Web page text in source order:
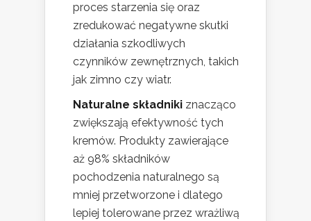
proces starzenia się oraz
zredukować negatywne skutki
działania szkodliwych
czynników zewnętrznych, takich
jak zimno czy wiatr.
Naturalne składniki znacząco
zwiększają efektywność tych
kremów. Produkty zawierające
aż 98% składników
pochodzenia naturalnego są
mniej przetworzone i dlatego
lepiej tolerowane przez wrażliwą